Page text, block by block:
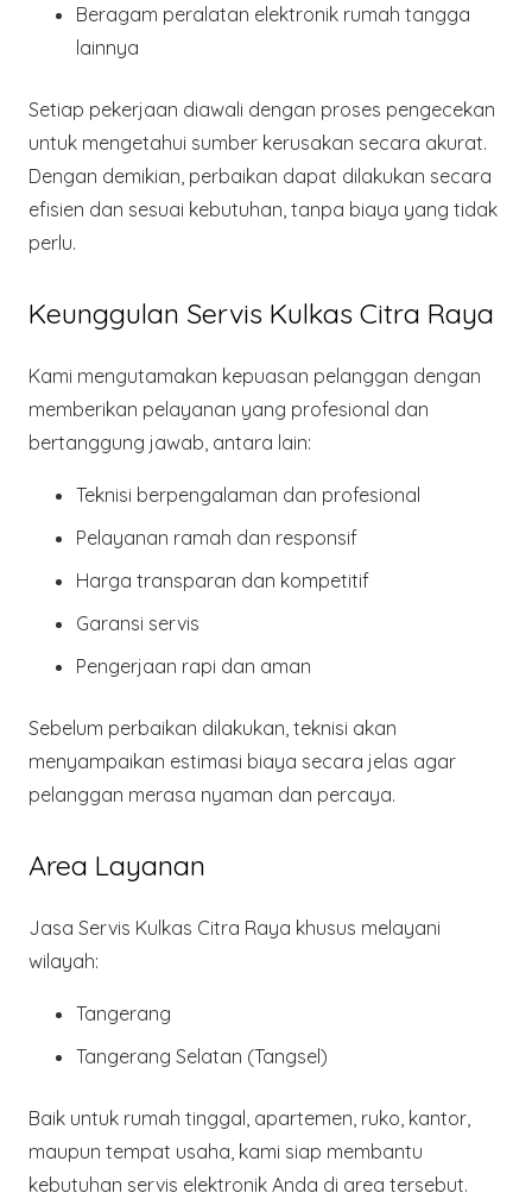
Beragam peralatan elektronik rumah tangga
lainnya
Setiap pekerjaan diawali dengan proses pengecekan
untuk mengetahui sumber kerusakan secara akurat.
Dengan demikian, perbaikan dapat dilakukan secara
efisien dan sesuai kebutuhan, tanpa biaya yang tidak
perlu.
Keunggulan Servis Kulkas Citra Raya
Kami mengutamakan kepuasan pelanggan dengan
memberikan pelayanan yang profesional dan
bertanggung jawab, antara lain:
Teknisi berpengalaman dan profesional
Pelayanan ramah dan responsif
Harga transparan dan kompetitif
Garansi servis
Pengerjaan rapi dan aman
Sebelum perbaikan dilakukan, teknisi akan
menyampaikan estimasi biaya secara jelas agar
pelanggan merasa nyaman dan percaya.
Area Layanan
Jasa Servis Kulkas Citra Raya khusus melayani
wilayah:
Tangerang
Tangerang Selatan (Tangsel)
Baik untuk rumah tinggal, apartemen, ruko, kantor,
maupun tempat usaha, kami siap membantu
kebutuhan servis elektronik Anda di area tersebut.